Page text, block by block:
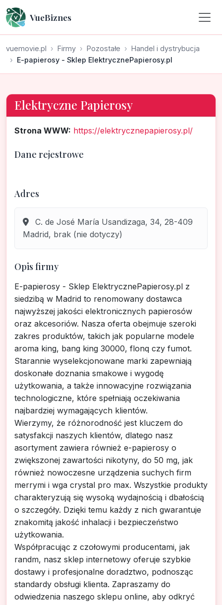
VueBiznes
vuemovie.pl Firmy Pozostałe
Handel i dystrybucja
E-papierosy - Sklep ElektrycznePapierosy.pl
Elektryczne Papierosy
Strona WWW: https://elektrycznepapierosy.pl/
Dane rejestrowe
Adres
C. de José María Usandizaga, 34, 28-409
Madrid, brak (nie dotyczy)
Opis firmy
E-papierosy - Sklep ElektrycznePapierosy.pl z
siedzibą w Madrid to renomowany dostawca
najwyższej jakości elektronicznych papierosów
oraz akcesoriów. Nasza oferta obejmuje szeroki
zakres produktów, takich jak popularne modele
aroma king, bang king 30000, flonq czy fumot.
Starannie wyselekcjonowane marki zapewniają
doskonałe doznania smakowe i wygodę
użytkowania, a także innowacyjne rozwiązania
technologiczne, które spełniają oczekiwania
najbardziej wymagających klientów.
Wierzymy, że różnorodność jest kluczem do
satysfakcji naszych klientów, dlatego nasz
asortyment zawiera również e-papierosy o
zwiększonej zawartości nikotyny, do 50 mg, jak
również nowoczesne urządzenia suchych firm
merrymi i wga crystal pro max. Wszystkie produkty
charakteryzują się wysoką wydajnością i dbałością
o szczegóły. Dzięki temu każdy z nich gwarantuje
znakomitą jakość inhalacji i bezpieczeństwo
użytkowania.
Współpracując z czołowymi producentami, jak
randm, nasz sklep internetowy oferuje szybkie
dostawy i profesjonalne doradztwo, podnosząc
standardy obsługi klienta. Zapraszamy do
odwiedzenia naszego sklepu online, aby odkryć